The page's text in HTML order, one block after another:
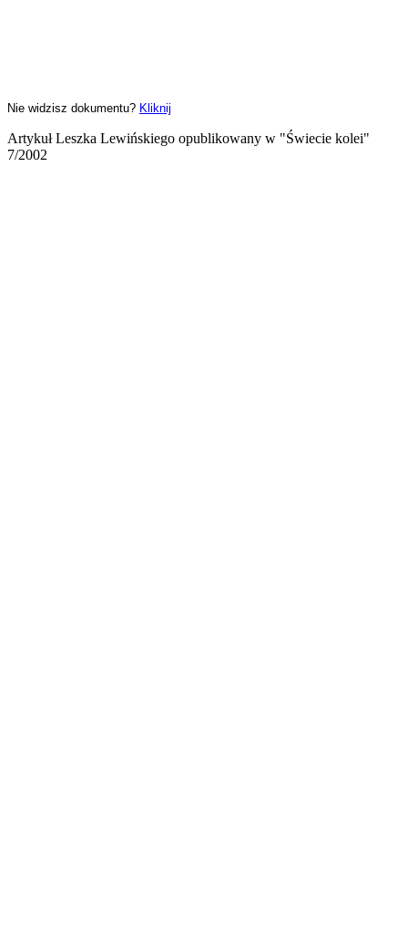
Nie widzisz dokumentu? Kliknij
Artykuł Leszka Lewińskiego opublikowany w "Świecie kolei"
7/2002